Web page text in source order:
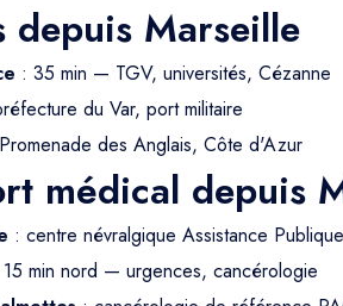
depuis Marseille
: 35 min — TGV, universités, Cézanne
du Var, port militaire
des Anglais, Côte d'Azur
médical depuis
: centre névralgique Assistance
min nord — urgences, cancérologie